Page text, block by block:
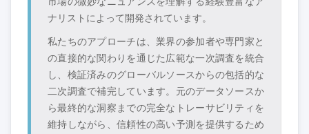
ナリストによって開発されています。
私たちのアプローチは、業界の参加者や専門家と
の直接的な関わりを通じた広範な一次調査を統合
し、検証済みのグローバルソースからの包括的な
二次調査で補完しています。元のデータソースか
ら最終的な洞察までの完全なトレーサビリティを
維持しながら、信頼性の高い予測を提供するため